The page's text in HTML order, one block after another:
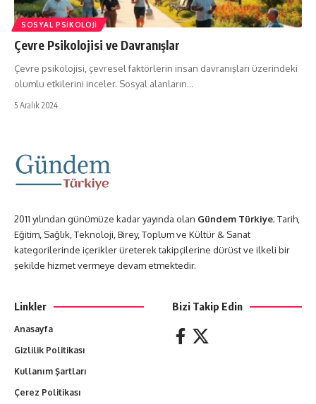
SOSYAL PSIKOLOJI
Çevre Psikolojisi ve Davranışlar
Çevre psikolojisi, çevresel faktörlerin insan davranışları üzerindeki
olumlu etkilerini inceler. Sosyal alanların…
5 Aralık 2024
2011 yılından günümüze kadar yayında olan Gündem Türkiye; Tarih,
Eğitim, Sağlık, Teknoloji, Birey, Toplum ve Kültür & Sanat
kategorilerinde içerikler üreterek takipçilerine dürüst ve ilkeli bir
şekilde hizmet vermeye devam etmektedir.
Linkler
Anasayfa
Gizlilik Politikası
Kullanım Şartları
Çerez Politikası
Bizi Takip Edin